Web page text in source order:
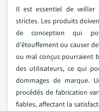
Il est essentiel de veiller
strictes. Les produits
de conception qui
d'étouffement ou causer
ou mal conçus pourraient
des utilisateurs, ce qui
dommages de marque.
procédés de fabrication
fiables, affectant la